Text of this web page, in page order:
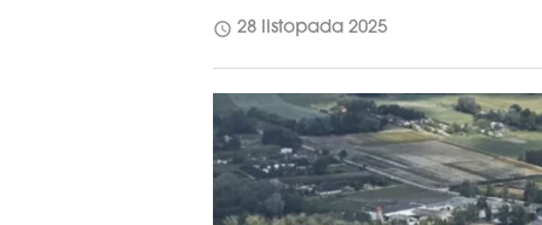
schedule 28 listopada 2025